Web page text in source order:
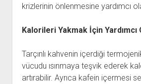
krizlerinin önlenmesine yardımcı
Kalorileri Yakmak İçin Yardımcı
Tarçınlı kahvenin içerdiği
vücudu ısınmaya teşvik ederek
artırabilir. Ayrıca kafein içermesi